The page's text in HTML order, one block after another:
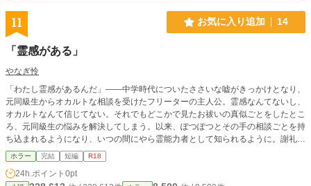
11 お気に入り追加 14
「霊感がある」
やなぎ怜
「わたし霊感があるんだ」――中学時代についたささいな嘘がきっかけとなり、
元同級生からオカルトな相談を受けたフリーターの主人公。霊感なんてないし、
オカルトなんて信じてない。それでもどこかで見たお祓いの真似ごとをしたとこ
ろ、元同級生の悩みを解決してしまう。以来、ぽつぽつとその手の相談ごとを持
ち込まれるようになり、いつの間にやら霊能力者として知られるように。謝礼金
に目がくらみ、霊能力者の真似ごとをし続けていた主人公だったが、ある依頼で
ひと目見て「ヤバイ」と感じる事態に直面し――。 ※性的表現あり。習作。荒
唐無稽なエロ小説です。潮吹き、小スカ/失禁、淫語あり（その他の要素はタグ
ホラー 完結 短編 R18
24h.ポイント 0pt